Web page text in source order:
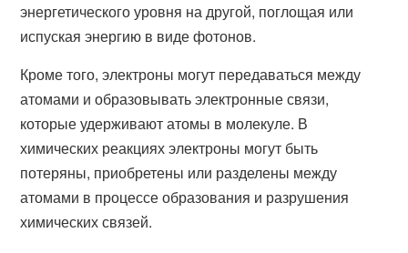
энергетического уровня на другой, поглощая или
испуская энергию в виде фотонов.
Кроме того, электроны могут передаваться между
атомами и образовывать электронные связи,
которые удерживают атомы в молекуле. В
химических реакциях электроны могут быть
потеряны, приобретены или разделены между
атомами в процессе образования и разрушения
химических связей.